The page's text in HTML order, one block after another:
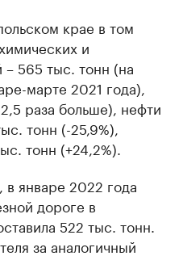
крае в том
и
565 тыс. тонн (на
марте 2021 года),
раза больше), нефти
тонн (-25,9%),
тонн (+24,2%).
, в январе 2022 года
дороге в
522 тыс. тонн.
за аналогичный